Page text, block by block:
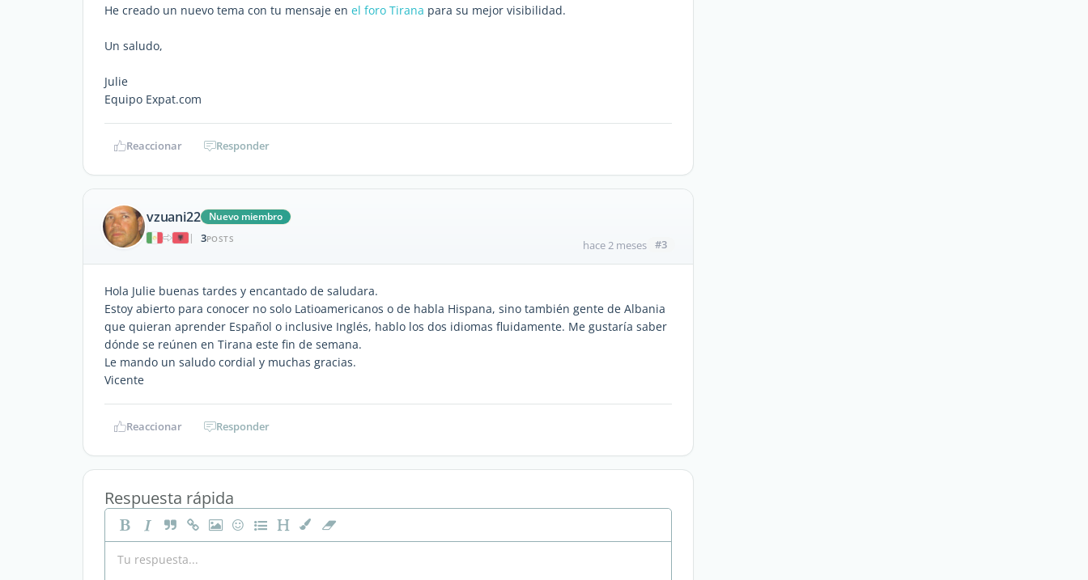
He creado un nuevo tema con tu mensaje en el foro Tirana para su mejor visibilidad.
Un saludo,
Julie
Equipo Expat.com
Reaccionar Responder
vzuani22
Nuevo miembro
|
3POSTS hace 2 meses #3
Hola Julie buenas tardes y encantado de saludara.
Estoy abierto para conocer no solo Latioamericanos o de habla Hispana, sino también gente de Albania
que quieran aprender Español o inclusive Inglés, hablo los dos idiomas fluidamente. Me gustaría saber
dónde se reúnen en Tirana este fin de semana.
Le mando un saludo cordial y muchas gracias.
Vicente
Reaccionar Responder
Respuesta rápida